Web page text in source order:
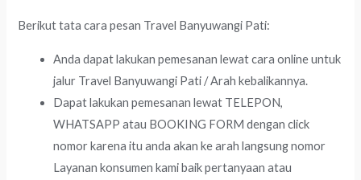
Berikut tata cara pesan Travel Banyuwangi Pati:
Anda dapat lakukan pemesanan lewat cara online untuk
jalur Travel Banyuwangi Pati / Arah kebalikannya.
Dapat lakukan pemesanan lewat TELEPON,
WHATSAPP atau BOOKING FORM dengan click
nomor karena itu anda akan ke arah langsung nomor
Layanan konsumen kami baik pertanyaan atau